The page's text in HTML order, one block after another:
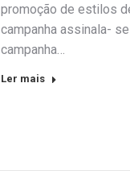
promoção de estilos
campanha assinala-
campanha…
Ler mais